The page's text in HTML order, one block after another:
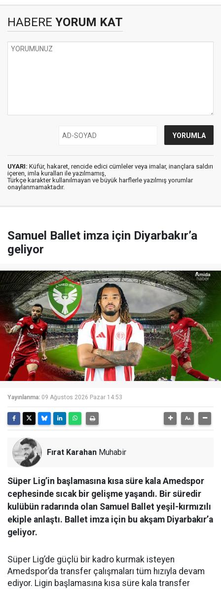
HABERE YORUM KAT
UYARI: Küfür, hakaret, rencide edici cümleler veya imalar, inançlara saldırı
içeren, imla kuralları ile yazılmamış,
Türkçe karakter kullanılmayan ve büyük harflerle yazılmış yorumlar
onaylanmamaktadır.
Samuel Ballet imza için Diyarbakır’a
geliyor
Yayınlanma: 09 Ağustos 2026 Pazar 14:53
Fırat Karahan Muhabir
Süper Lig’in başlamasına kısa süre kala Amedspor
cephesinde sıcak bir gelişme yaşandı. Bir süredir
kulübün radarında olan Samuel Ballet yeşil-kırmızılı
ekiple anlaştı. Ballet imza için bu akşam Diyarbakır’a
geliyor.
Süper Lig’de güçlü bir kadro kurmak isteyen
Amedspor’da transfer çalışmaları tüm hızıyla devam
ediyor. Ligin başlamasına kısa süre kala transfer